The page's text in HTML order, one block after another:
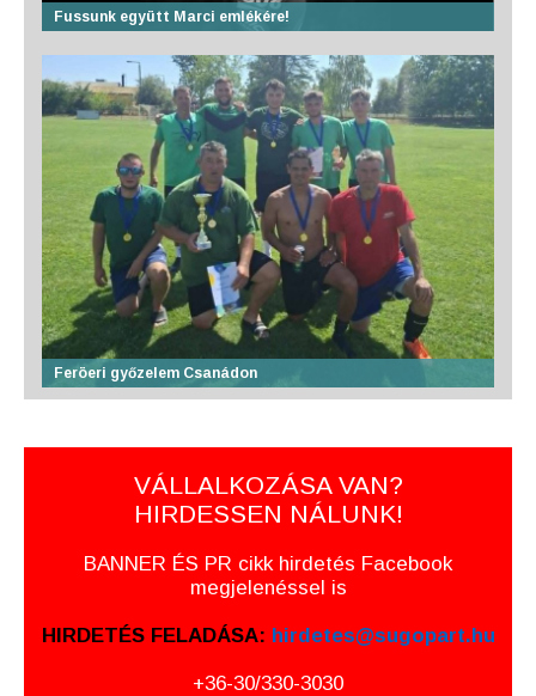
Fussunk együtt Marci emlékére!
Feröeri győzelem Csanádon
VÁLLALKOZÁSA VAN?
HIRDESSEN NÁLUNK!
BANNER ÉS PR cikk hirdetés Facebook
megjelenéssel is
HIRDETÉS FELADÁSA: hirdetes@sugopart.hu
+36-30/330-3030